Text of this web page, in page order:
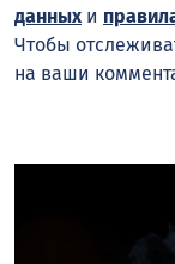
данных и
Чтобы
на ваши